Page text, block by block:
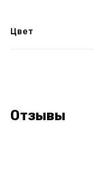
Цвет
Отзывы